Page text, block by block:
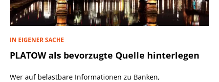
IN EIGENER SACHE
PLATOW als bevorzugte Quelle hinterlegen
Wer auf belastbare Informationen zu Banken,